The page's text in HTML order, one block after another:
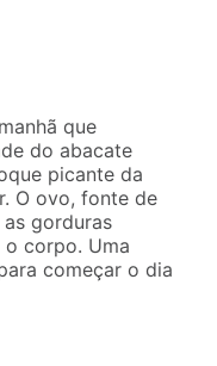
que
do abacate
picante da
O ovo, fonte de
gorduras
o corpo. Uma
começar o dia